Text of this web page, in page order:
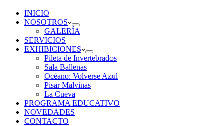
INICIO
NOSOTROS
GALERÍA
SERVICIOS
EXHIBICIONES
Pileta de Invertebrados
Sala Ballenas
Océano: Volverse Azul
Pisar Malvinas
La Cueva
PROGRAMA EDUCATIVO
NOVEDADES
CONTACTO